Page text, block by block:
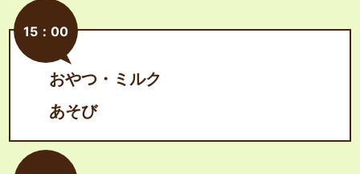
15：00
おやつ・ミルク
あそび